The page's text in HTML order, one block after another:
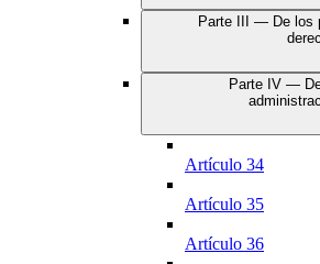
Parte III — De los
Parte IV —
Artículo 34
Artículo 35
Artículo 36